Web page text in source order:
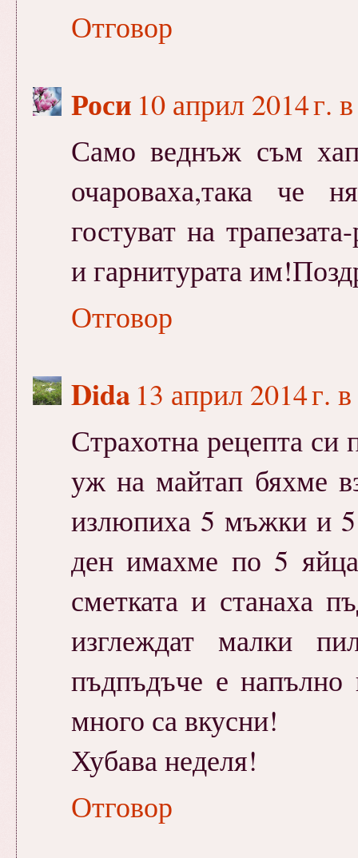
Отговор
Роси 10 април 2014 г.
Само веднъж съм
очароваха,така че
гостуват на
и гарнитурата
Отговор
Dida 13 април 2014 г.
Страхотна рецепта
уж на майтап бяхме
излюпиха 5 мъжки и 5
ден имахме по 5
сметката и станаха
изглеждат малки
пъдпъдъче е
много са вкусни!
Хубава неделя!
Отговор